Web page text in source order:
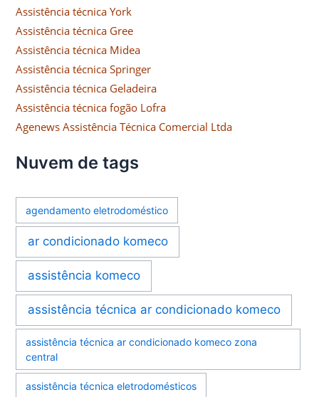
Assistência técnica York
Assistência técnica Gree
Assistência técnica Midea
Assistência técnica Springer
Assistência técnica Geladeira
Assistência técnica fogão Lofra
Agenews Assistência Técnica Comercial Ltda
Nuvem de tags
agendamento eletrodoméstico
ar condicionado komeco
assistência komeco
assistência técnica ar condicionado komeco
assistência técnica ar condicionado komeco zona
central
assistência técnica eletrodomésticos